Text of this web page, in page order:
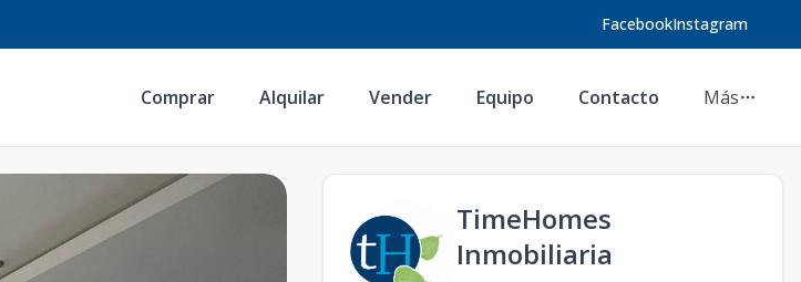
FacebookInstagram
Comprar Alquilar Vender Equipo Contacto Más
TimeHomes
Inmobiliaria